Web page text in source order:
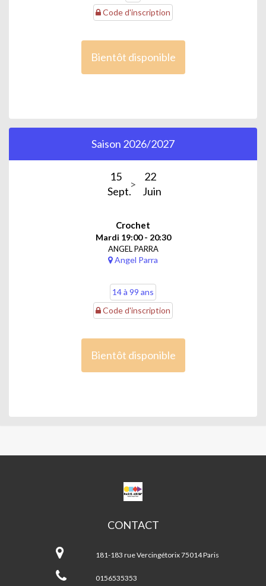
Code d'inscription
Bientôt disponible
Saison 2026/2027
15
Sept.
22
Juin
Crochet
Mardi 19:00 - 20:30
ANGEL PARRA
Angel Parra
14 à 99 ans
Code d'inscription
Bientôt disponible
CPA
ANGEL
CONTACT
Angel
Parra
181-183 rue Vercingétorix 75014 Paris
0156535353